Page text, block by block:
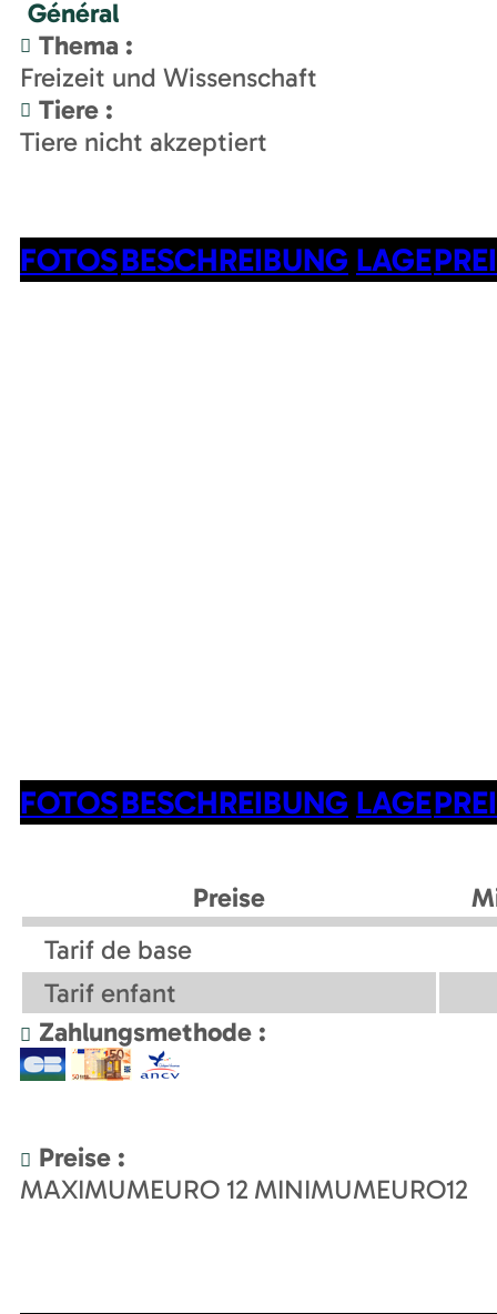
Général
Thema :
Freizeit und Wissenschaft
Tiere :
Tiere nicht akzeptiert
FOTOSBESCHREIBUNG LAGE
FOTOSBESCHREIBUNG LAGE
Preise
Tarif de base
Tarif enfant
Zahlungsmethode :
Preise :
MAXIMUMEURO 12 MINIMUMEURO12